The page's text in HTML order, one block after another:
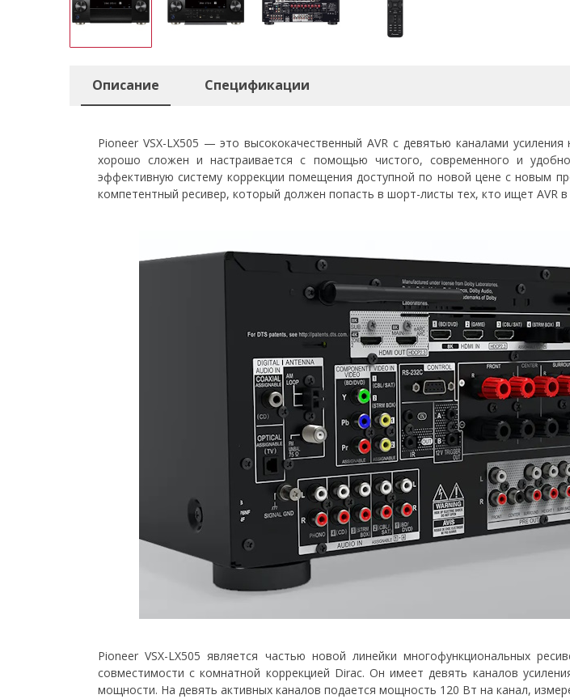
Описание Спецификации
Pioneer VSX-LX505 — это высококачественный AVR с девятью каналами
хорошо сложен и настраивается с помощью чистого, современного и
эффективную систему коррекции помещения доступной по новой цене с новым
компетентный ресивер, который должен попасть в шорт-листы тех, кто ищет AVR в
Pioneer VSX-LX505 является частью новой линейки многофункциональных
совместимости с комнатной коррекцией Dirac. Он имеет девять каналов
мощности. На девять активных каналов подается мощность 120 Вт на канал,